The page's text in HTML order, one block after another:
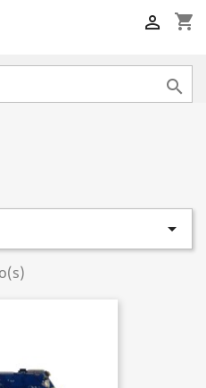
shopping_cart


